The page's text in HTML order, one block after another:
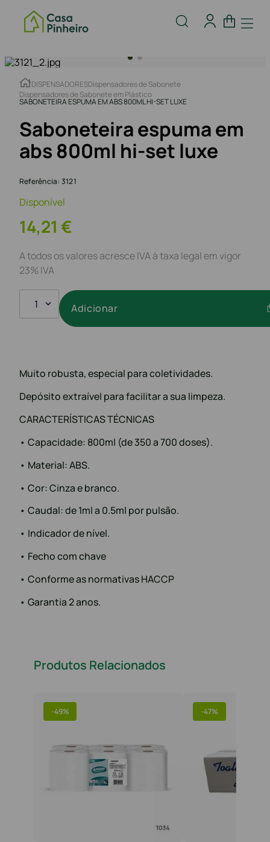
DISPENSADORESDispensadores de Sabonete
Dispensadores de Sabonete em Plástico
SABONETEIRA ESPUMA EM ABS 800ML HI-SET LUXE
Saboneteira espuma em
abs 800ml hi-set luxe
Referência: 3121
Disponível
14,21 €
A todos os valores acresce IVA à taxa legal em vigor
23% IVA
1 Adicionar
Muito robusta, especial para coletividades.
Depósito extraível para facilitar a sua limpeza.
CARACTERÍSTICAS TÉCNICAS
• Capacidade: 800ml (de 350 a 700 doses).
• Material: ABS.
• Cor: Cinza e branco.
• Caudal: de 1ml a 0.5ml por pulsão.
• Indicador de nível.
• Fecho com chave
• Conforme as normativas HACCP
• Garantia 2 anos.
Produtos Relacionados
-49% -47%